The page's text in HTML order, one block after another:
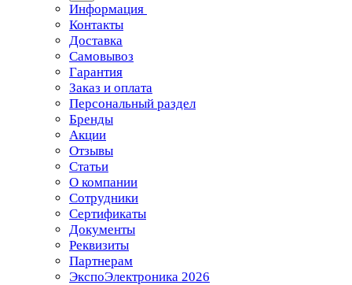
Информация
Контакты
Доставка
Самовывоз
Гарантия
Заказ и оплата
Персональный раздел
Бренды
Акции
Отзывы
Статьи
О компании
Сотрудники
Сертификаты
Документы
Реквизиты
Партнерам
ЭкспоЭлектроника 2026